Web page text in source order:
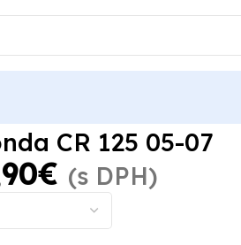
CR 125 05-07
€ (s DPH)